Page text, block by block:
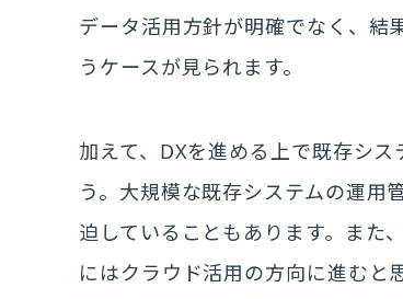
データ活用方針が明確でなく、結
うケースが見られます。
加えて、DXを進める上で既存シ
う。大規模な既存システムの運用
迫していることもあります。また
にはクラウド活用の方向に進むと